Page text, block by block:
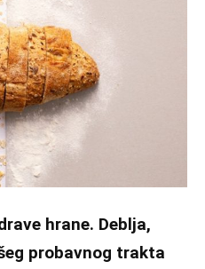
hrane. Deblja,
probavnog trakta